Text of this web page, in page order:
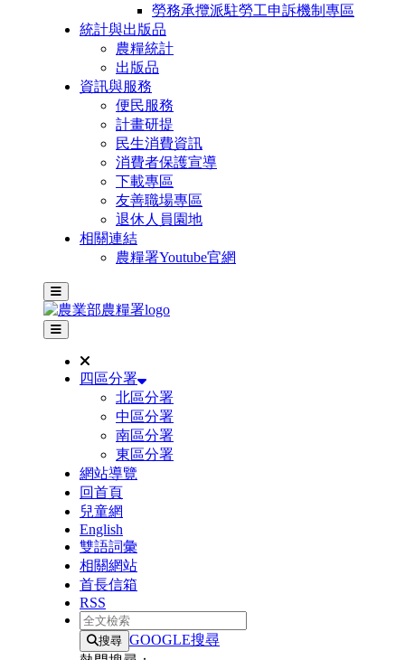
勞務承攬派駐勞工申訴機制專區
統計與出版品
農糧統計
出版品
資訊與服務
便民服務
計畫研提
民生消費資訊
消費者保護宣導
下載專區
友善職場專區
退休人員園地
相關連結
農糧署Youtube官網
主選單
其他網站選單
四區分署
北區分署
中區分署
南區分署
東區分署
網站導覽
回首頁
兒童網
English
雙語詞彙
相關網站
首長信箱
RSS
全文檢索
搜尋 GOOGLE搜尋